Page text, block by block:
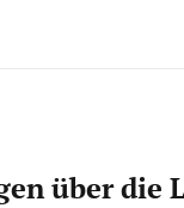
über die